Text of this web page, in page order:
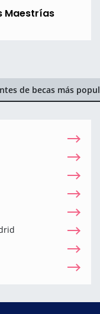
Maestrías
de becas más